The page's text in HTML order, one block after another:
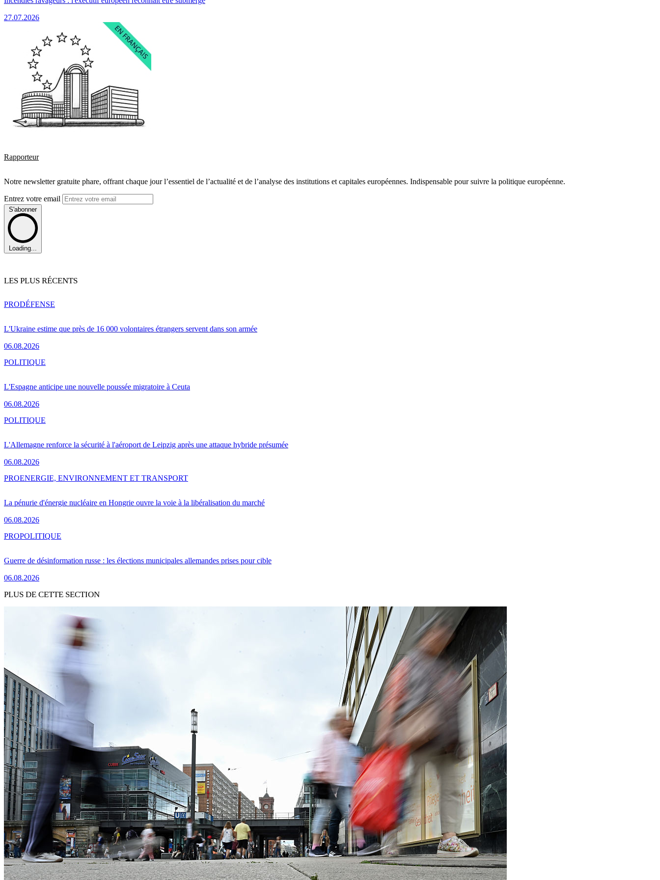
27.07.2026
Rapporteur
Notre newsletter gratuite phare, offrant chaque jour l’essentiel de l’actualité et de l’analyse des institutions et capitales européennes. Indispensable pour suivre la politique européenne.
Entrez votre email
S'abonner
Loading...
LES PLUS RÉCENTS
L'Ukraine estime que près de 16 000 volontaires étrangers servent dans son armée
06.08.2026
PRODÉFENSE
L'Espagne anticipe une nouvelle poussée migratoire à Ceuta
06.08.2026
POLITIQUE
L'Allemagne renforce la sécurité à l'aéroport de Leipzig après une attaque hybride présumée
06.08.2026
POLITIQUE
La pénurie d'énergie nucléaire en Hongrie ouvre la voie à la libéralisation du marché
06.08.2026
PROENERGIE, ENVIRONNEMENT ET TRANSPORT
Guerre de désinformation russe : les élections municipales allemandes prises pour cible
06.08.2026
PROPOLITIQUE
PLUS DE CETTE SECTION